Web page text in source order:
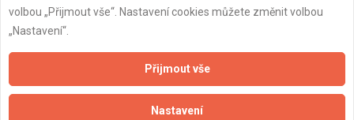
Naše firmy a řemeslníci
Zásady pro používání souborů cookie
Obchodní podmínky (zprostředkování)
Obchodní podmínky (rozpočtování)
Reference
volbou „Přijmout vše“. Nastavení cookies můžete změnit volbou
„Nastavení“.
Přijmout vše
Nastavení